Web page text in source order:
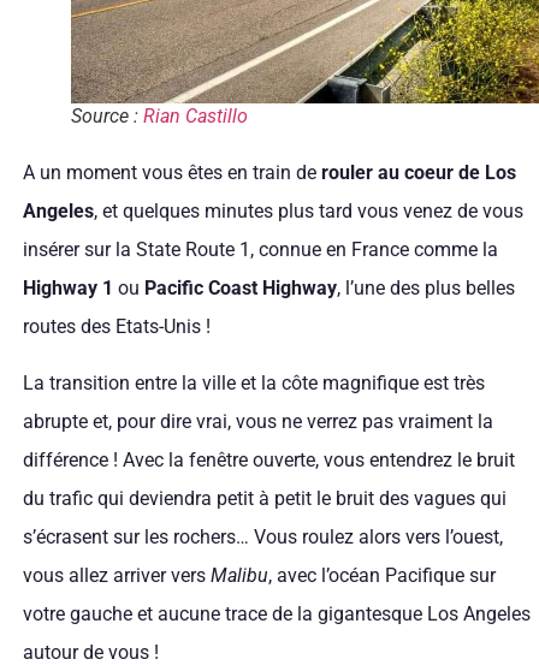
Source : Rian Castillo
A un moment vous êtes en train de rouler au coeur de Los
Angeles, et quelques minutes plus tard vous venez de vous
insérer sur la State Route 1, connue en France comme la
Highway 1 ou Pacific Coast Highway, l’une des plus belles
routes des Etats-Unis !
La transition entre la ville et la côte magnifique est très
abrupte et, pour dire vrai, vous ne verrez pas vraiment la
différence ! Avec la fenêtre ouverte, vous entendrez le bruit
du trafic qui deviendra petit à petit le bruit des vagues qui
s’écrasent sur les rochers… Vous roulez alors vers l’ouest,
vous allez arriver vers Malibu, avec l’océan Pacifique sur
votre gauche et aucune trace de la gigantesque Los Angeles
autour de vous !